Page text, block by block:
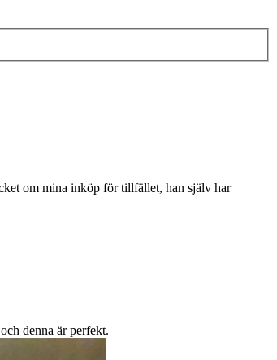
om mina inköp för tillfället, han själv har
denna är perfekt.